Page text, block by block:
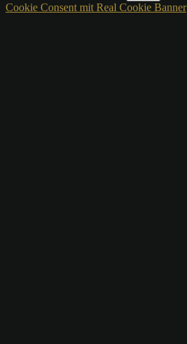
Cookie Consent mit Real Cookie Banner